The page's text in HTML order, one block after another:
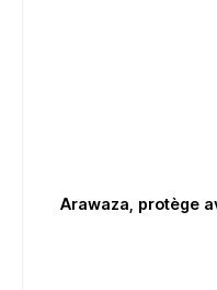
Arawaza, protège